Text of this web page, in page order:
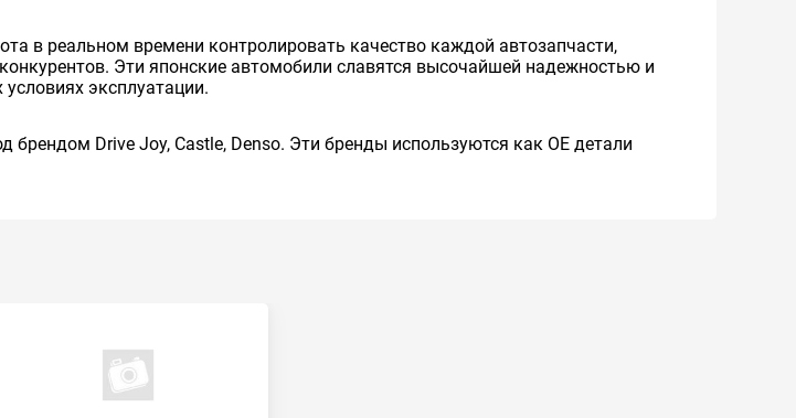
в реальном времени контролировать качество каждой автозапчасти,
Эти японские автомобили славятся высочайшей надежностью и
эксплуатации.
брендом Drive Joy, Castle, Denso. Эти бренды используются как ОЕ детали